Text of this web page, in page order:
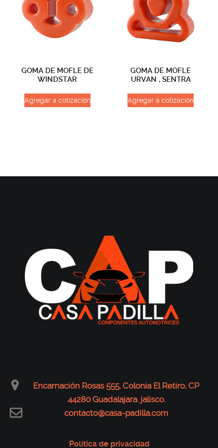
GOMA DE MOFLE DE
WINDSTAR
Agregar a cotización
GOMA DE MOFLE
URVAN , SENTRA
Agregar a cotización
Encarnación Rosas 555, Colonia El Retiro, CP
44280 Guadalajara. jalisco.
contacto@casa-padilla.com
Política de privacidad